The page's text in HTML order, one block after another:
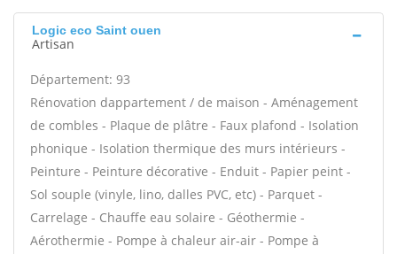
Logic eco Saint ouen
Artisan
Département: 93
Rénovation dappartement / de maison - Aménagement
de combles - Plaque de plâtre - Faux plafond - Isolation
phonique - Isolation thermique des murs intérieurs -
Peinture - Peinture décorative - Enduit - Papier peint -
Sol souple (vinyle, lino, dalles PVC, etc) - Parquet -
Carrelage - Chauffe eau solaire - Géothermie -
Aérothermie - Pompe à chaleur air-air - Pompe à